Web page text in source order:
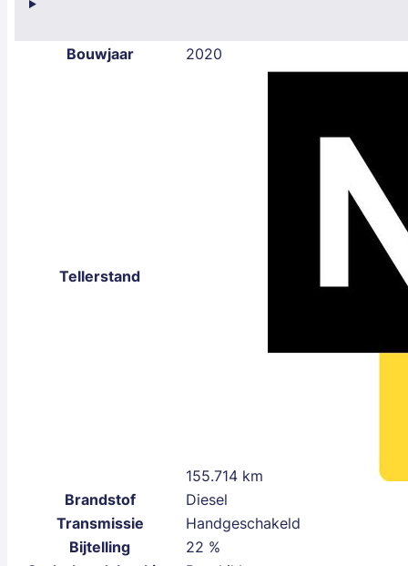
Bouwjaar 2020
Tellerstand
155.714 km
Brandstof
Diesel
Transmissie
Handgeschakeld
Bijtelling
22 %